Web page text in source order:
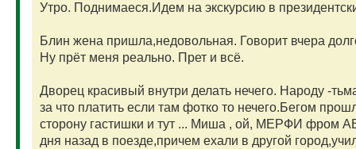
Утро. Поднимаеся.Идем на экскурсию в
Блин жена пришла,недовольная. Говорит вчера
Ну прёт меня реально. Прет и всё.
Дворец красивый внутри делать нечего. Народу -
за что платить если там фотко то нечего.Бегом
сторону гастишки и тут ... Миша , ой, МЕРФИ фром
дня назад в поезде,причем ехали в другой